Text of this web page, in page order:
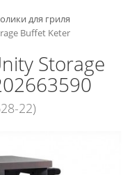
для гриля
Buffet Keter
Storage
22)